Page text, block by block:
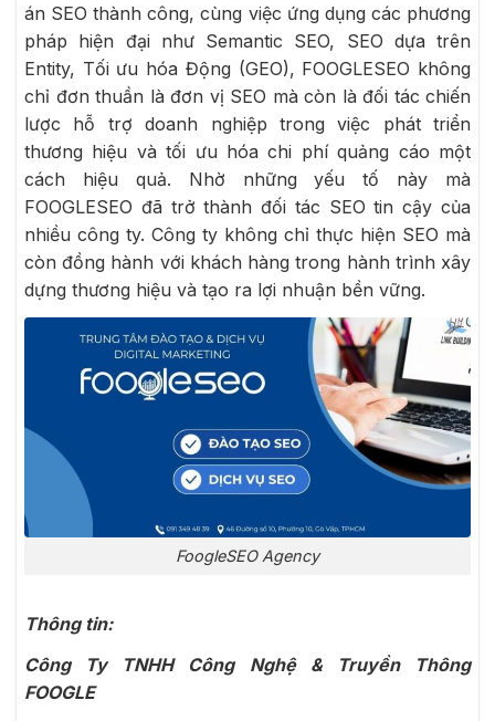
án SEO thành công, cùng việc ứng dụng các phương
pháp hiện đại như Semantic SEO, SEO dựa trên
Entity, Tối ưu hóa Động (GEO), FOOGLESEO không
chỉ đơn thuần là đơn vị SEO mà còn là đối tác chiến
lược hỗ trợ doanh nghiệp trong việc phát triển
thương hiệu và tối ưu hóa chi phí quảng cáo một
cách hiệu quả. Nhờ những yếu tố này mà
FOOGLESEO đã trở thành đối tác SEO tin cậy của
nhiều công ty. Công ty không chỉ thực hiện SEO mà
còn đồng hành với khách hàng trong hành trình xây
dựng thương hiệu và tạo ra lợi nhuận bền vững.
FoogleSEO Agency
Thông tin:
Công Ty TNHH Công Nghệ & Truyền Thông
FOOGLE